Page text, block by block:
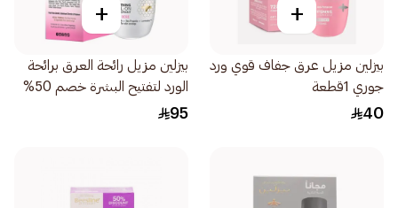
+
بيزلين مزيل عرق جفاف قوي ورد
جوري 1قطعة
40
+
بيزلين مزيل رائحة العرق برائحة
الورد لتفتيح البشرة خصم 50%
علي القطعة الثانية 50مل
95